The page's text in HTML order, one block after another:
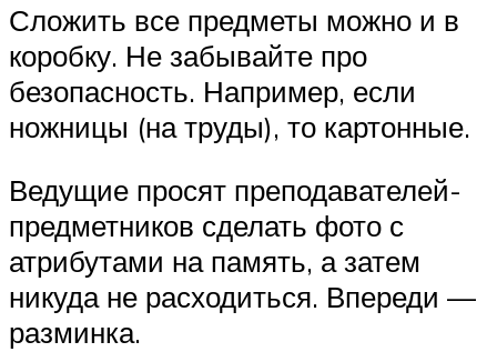
Сложить все предметы можно и в
коробку. Не забывайте про
безопасность. Например, если
ножницы (на труды), то картонные.
Ведущие просят преподавателей-
предметников сделать фото с
атрибутами на память, а затем
никуда не расходиться. Впереди —
разминка.